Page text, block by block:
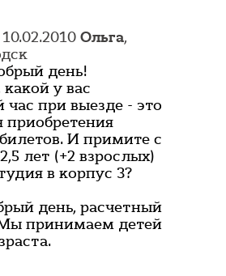
Ольга,
день!
у вас
час при выезде - это
И примите с
лет (+2 взрослых)
в корпус 3?
день, расчетный
Мы принимаем детей